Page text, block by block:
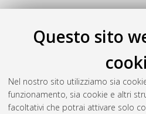
Questo sito
Nel nostro sito utilizziamo sia
funzionamento, sia cookie e altri
facoltativi che potrai attivare solo